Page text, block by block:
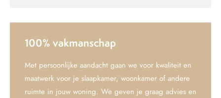
100% vakmanschap
Met persoonlijke aandacht gaan we voor kwaliteit en
maatwerk voor je slaapkamer, woonkamer of andere
ruimte in jouw woning. We geven je graag advies en